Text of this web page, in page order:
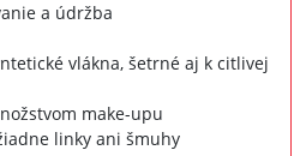
a údržba
vlákna, šetrné aj k citlivej
make-upu
linky ani šmuhy